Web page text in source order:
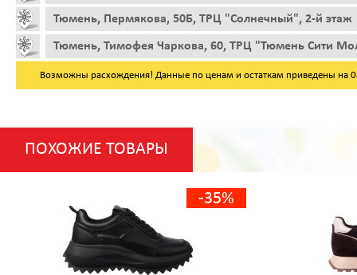
Тюмень, Пермякова, 50Б, ТРЦ "Солнечный", 2-й этаж
Тюмень, Тимофея Чаркова, 60, ТРЦ "Тюмень Сити
Возможны расхождения! Данные по ценам и остаткам приведены на
ПОХОЖИЕ ТОВАРЫ
-35%